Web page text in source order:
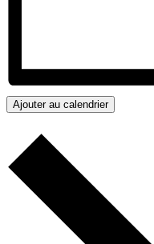
Ajouter au calendrier